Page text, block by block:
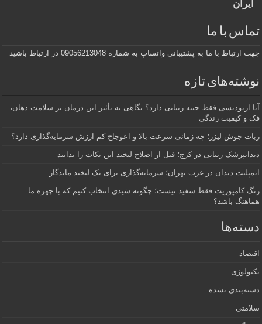
ایران
تماس با ما
جهت ارتباط با ما به پشتیبانی واتساپ به شماره 09056213048 در ارتباط باشید
نوشته‌های تازه
آیا ارتودنسی فقط جنبه زیبایی دارد؟ نگاهی به تأثیر این درمان بر سلامت دهان،
فک و کیفیت زندگی
ربات جوش لیزر؛ چه زمانی سرعت بالا و اعوجاج کم ارزش سرمایه‌گذاری دارد؟
دندانپزشک زیبایی در کرج؛ قبل از اصلاح لبخند این نکات را بدانید
ایمپلنت دندان در غرب تهران؛ سرمایه‌گذاری برای یک لبخند ماندگار
رنگ کامپوزیت فقط سفید نیست؛ چگونه شیدی انتخاب کنیم که با چهره ما
هماهنگ باشد؟
دسته‌ها
اقتصاد
تکنولوژی
دسته‌بندی نشده
سلامتی